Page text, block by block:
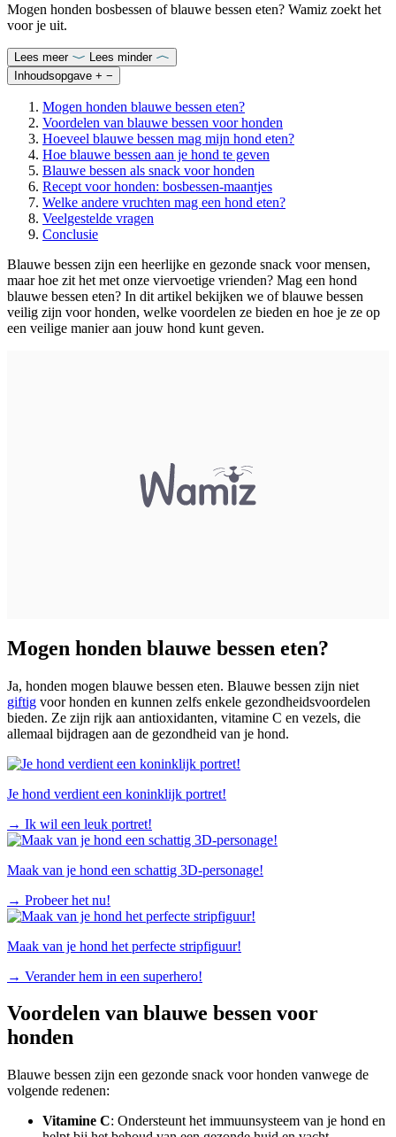
Mogen honden bosbessen of blauwe bessen eten? Wamiz zoekt het
voor je uit.
Lees meer
Lees minder
Inhoudsopgave + −
Mogen honden blauwe bessen eten?
Voordelen van blauwe bessen voor honden
Hoeveel blauwe bessen mag mijn hond eten?
Hoe blauwe bessen aan je hond te geven
Blauwe bessen als snack voor honden
Recept voor honden: bosbessen-maantjes
Welke andere vruchten mag een hond eten?
Veelgestelde vragen
Conclusie
Blauwe bessen zijn een heerlijke en gezonde snack voor mensen,
maar hoe zit het met onze viervoetige vrienden? Mag een hond
blauwe bessen eten? In dit artikel bekijken we of blauwe bessen
veilig zijn voor honden, welke voordelen ze bieden en hoe je ze op
een veilige manier aan jouw hond kunt geven.
Mogen honden blauwe bessen eten?
Ja, honden mogen blauwe bessen eten. Blauwe bessen zijn niet
giftig voor honden en kunnen zelfs enkele gezondheidsvoordelen
bieden. Ze zijn rijk aan antioxidanten, vitamine C en vezels, die
allemaal bijdragen aan de gezondheid van je hond.
Je hond verdient een koninklijk portret!
→ Ik wil een leuk portret!
Maak van je hond een schattig 3D-personage!
→ Probeer het nu!
Maak van je hond het perfecte stripfiguur!
→ Verander hem in een superhero!
Voordelen van blauwe bessen voor
honden
Blauwe bessen zijn een gezonde snack voor honden vanwege de
volgende redenen:
Vitamine C: Ondersteunt het immuunsysteem van je hond en